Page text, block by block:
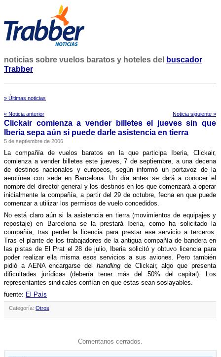
noticias sobre vuelos baratos y hoteles del
buscador
Trabber
» Últimas noticias
« Noticia anterior Noticia siguiente »
Clickair comienza a vender billetes el jueves sin que
Iberia sepa aún si puede darle asistencia en tierra
5 de septiembre de 2006
La compañí­a de vuelos baratos en la que participa Iberia, Clickair,
comienza a vender billetes este jueves, 7 de septiembre, a una decena
de destinos nacionales y europeos, según informó un portavoz de la
aerolí­nea con sede en Barcelona. Un dí­a antes se dará a conocer el
nombre del director general y los destinos en los que comenzará a operar
inicialmente la compañí­a, a partir del 29 de octubre, fecha en que puede
comenzar a utilizar los permisos de vuelo concedidos.
No está claro aún si la asistencia en tierra (movimientos de equipajes y
repostaje) en Barcelona se la prestará Iberia, como ha solicitado la
compañí­a, tras perder la licencia para prestar ese servicio a terceros.
Tras el plante de los trabajadores de la antigua compañí­a de bandera en
las pistas de El Prat el 28 de julio, Iberia solicitó y obtuvo licencia para
poder realizar ella misma esos servicios a sus aviones. Pero también
pidió a AENA encargarse del handling de Clickair, algo que presenta
dificultades jurí­dicas (deberí­a tener más del 50% del capital). Los
representantes sindicales confí­an en que éstas sean soslayables.
fuente: El Paí­s
Categoría: Otros
Comentarios cerrados.